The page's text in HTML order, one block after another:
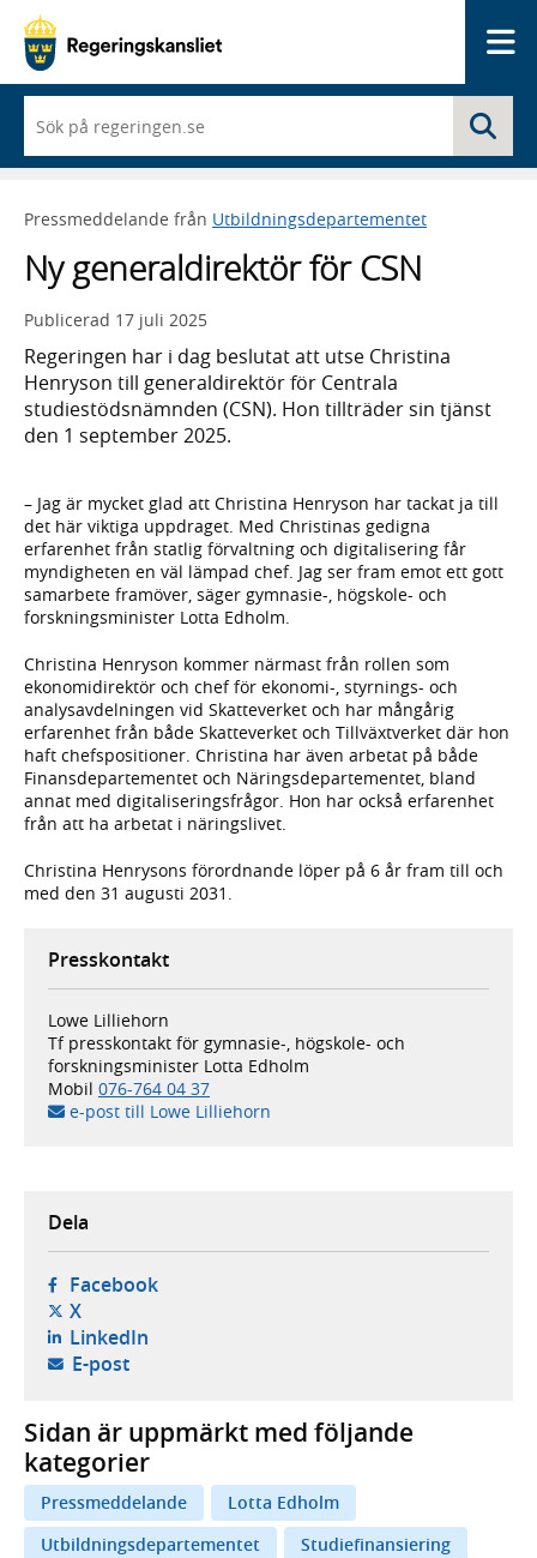
du
börjar
skriva
framträder
lista
med
sökförslag
Pressmeddelande från Utbildningsdepartementet
Ny generaldirektör för CSN
Publicerad 17 juli 2025
Regeringen har i dag beslutat att utse Christina
Henryson till generaldirektör för Centrala
studiestödsnämnden (CSN). Hon tillträder sin tjänst
den 1 september 2025.
– Jag är mycket glad att Christina Henryson har tackat ja till
det här viktiga uppdraget. Med Christinas gedigna
erfarenhet från statlig förvaltning och digitalisering får
myndigheten en väl lämpad chef. Jag ser fram emot ett gott
samarbete framöver, säger gymnasie-, högskole- och
forskningsminister Lotta Edholm.
Christina Henryson kommer närmast från rollen som
ekonomidirektör och chef för ekonomi-, styrnings- och
analysavdelningen vid Skatteverket och har mångårig
erfarenhet från både Skatteverket och Tillväxtverket där hon
haft chefspositioner. Christina har även arbetat på både
Finansdepartementet och Näringsdepartementet, bland
annat med digitaliseringsfrågor. Hon har också erfarenhet
från att ha arbetat i näringslivet.
Christina Henrysons förordnande löper på 6 år fram till och
med den 31 augusti 2031.
Presskontakt
Lowe Lilliehorn
Tf presskontakt för gymnasie-, högskole- och
forskningsminister Lotta Edholm
Mobil 076-764 04 37
e-post till Lowe Lilliehorn
Dela
Facebook- öppnas i ny flik, extern webbplats,
X- öppnas i ny flik, extern webbplats,
LinkedIn- öppnas i ny flik, extern webbplats,
E-post- öppnar din e-postklient,
Sidan är uppmärkt med följande
kategorier
Pressmeddelande
Lotta Edholm
Utbildningsdepartementet
Studiefinansiering